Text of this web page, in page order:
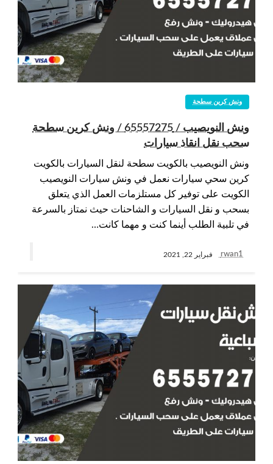
ونش كرين سطحة
ونش النويصيب / 65557275 / ونش كرين سطحة
سحب نقل انقاذ سيارات
ونش النويصيب بالكويت سطحة لنقل السيارات بالكويت
كرين سحي سيارات نعمل في ونش سيارات النويصيب
الكويت على توفير كل مستلزمات العمل الذي يتعلق
بسحب و نقل السيارات و الشاحنات حيث نمتاز بالسرعة
في تلبية الطلب أينما كنت و مهما كانت…
rwan1 فبراير 22, 2021